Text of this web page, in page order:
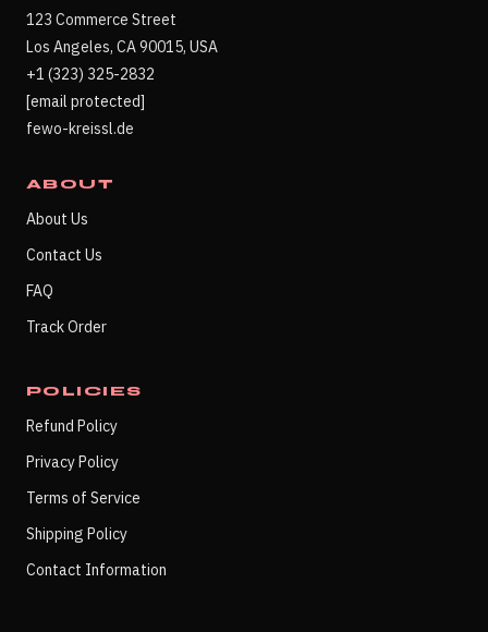
123 Commerce Street
Los Angeles, CA 90015, USA
+1 (323) 325-2832
[email protected]
fewo-kreissl.de
ABOUT
About Us
Contact Us
FAQ
Track Order
POLICIES
Refund Policy
Privacy Policy
Terms of Service
Shipping Policy
Contact Information